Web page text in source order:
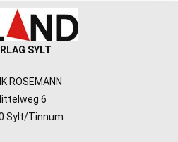
SYLT
ROSEMANN
6
Sylt/Tinnum